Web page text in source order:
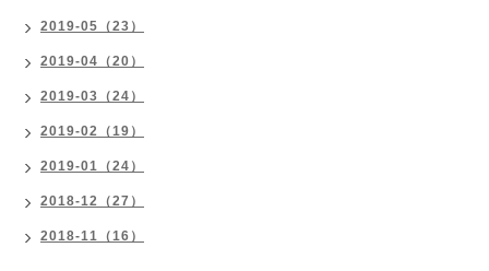
2019-05（23）
2019-04（20）
2019-03（24）
2019-02（19）
2019-01（24）
2018-12（27）
2018-11（16）